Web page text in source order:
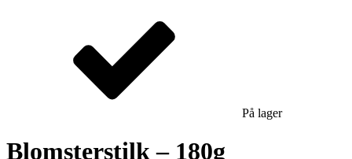
På lager
Blomsterstilk – 180g